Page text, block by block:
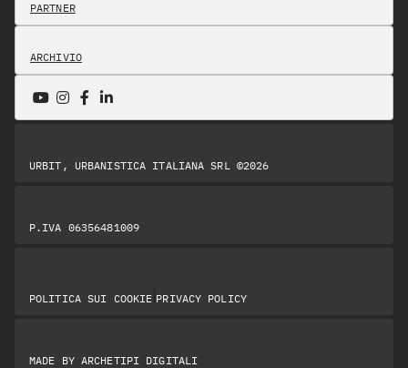
PARTNER
ARCHIVIO
URBIT, URBANISTICA ITALIANA SRL ©2026
P.IVA 06356481009
POLITICA SUI COOKIE PRIVACY POLICY
MADE BY ARCHETIPI DIGITALI